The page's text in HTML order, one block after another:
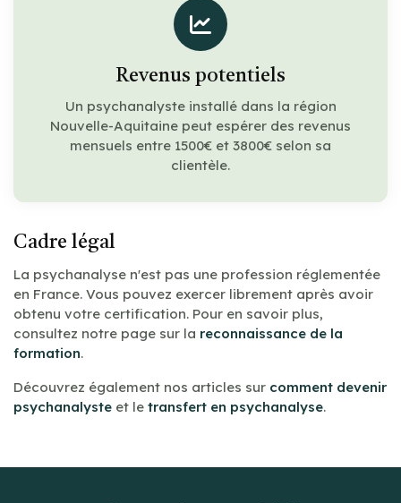
Revenus potentiels
Un psychanalyste installé dans la région
Nouvelle-Aquitaine peut espérer des revenus
mensuels entre 1500€ et 3800€ selon sa
clientèle.
Cadre légal
La psychanalyse n'est pas une profession réglementée
en France. Vous pouvez exercer librement après avoir
obtenu votre certification. Pour en savoir plus,
consultez notre page sur la reconnaissance de la
formation.
Découvrez également nos articles sur comment devenir
psychanalyste et le transfert en psychanalyse.